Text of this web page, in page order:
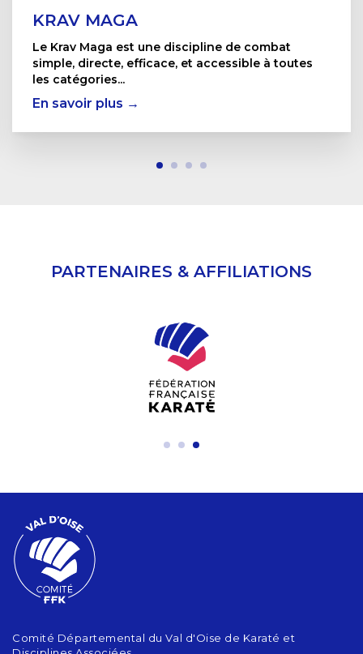
KRAV MAGA
Le Krav Maga est une discipline de combat
simple, directe, efficace, et accessible à toutes
les catégories...
En savoir plus →
PARTENAIRES & AFFILIATIONS
Comité Départemental du Val d'Oise de Karaté et